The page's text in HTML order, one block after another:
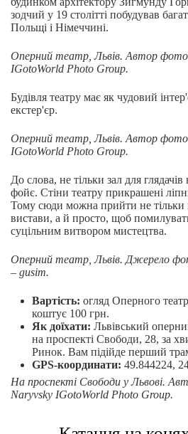
зодчий у 19 столітті побудував
Польщі і Німеччині.
Оперний театр, Львів. Автор фото
IGotoWorld Photo Group.
Будівля театру має як чудовий
екстер'єр.
Оперний театр, Львів. Автор фото
IGotoWorld Photo Group.
До слова, не тільки зал для
фойє. Стіни театру прикрашені
Тому сюди можна прийти не тільки
вистави, а й просто, щоб
суцільним витвором мистецтва.
Оперний театр, Львів. Джерело
– gusim.
Вартість: огляд Оперного
коштує 100 грн.
Як доїхати: Львівський
на проспекті Свободи, 28, за
Ринок. Вам підійде перший
GPS-координати: 49.844224,
На проспекті Свободи у Львові.
Naryvsky IGotoWorld Photo Group.